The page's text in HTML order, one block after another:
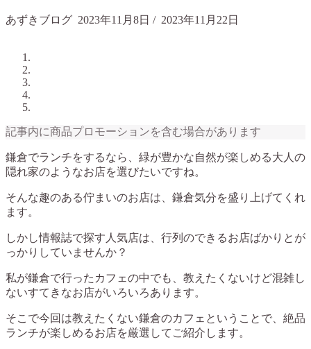
あずきブログ 2023年11月8日 / 2023年11月22日
記事内に商品プロモーションを含む場合があります
鎌倉でランチをするなら、緑が豊かな自然が楽しめる大人の
隠れ家のようなお店を選びたいですね。
そんな趣のある佇まいのお店は、鎌倉気分を盛り上げてくれ
ます。
しかし情報誌で探す人気店は、行列のできるお店ばかりとが
っかりしていませんか？
私が鎌倉で行ったカフェの中でも、教えたくないけど混雑し
ないすてきなお店がいろいろあります。
そこで今回は教えたくない鎌倉のカフェということで、絶品
ランチが楽しめるお店を厳選してご紹介します。